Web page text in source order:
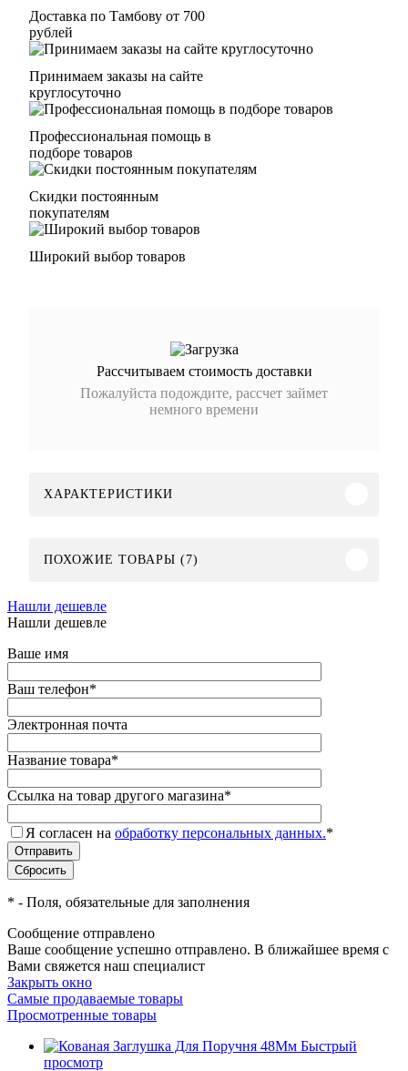
Доставка по Тамбову от 700
рублей
Принимаем заказы на сайте
круглосуточно
Профессиональная помощь в
подборе товаров
Скидки постоянным
покупателям
Широкий выбор товаров
Рассчитываем стоимость доставки
Пожалуйста подождите, рассчет займет
немного времени
ХАРАКТЕРИСТИКИ
ПОХОЖИЕ ТОВАРЫ (7)
Нашли дешевле
Нашли дешевле
Ваше имя
Ваш телефон*
Электронная почта
Название товара*
Ссылка на товар другого магазина*
Я согласен на обработку персональных данных.*
* - Поля, обязательные для заполнения
Сообщение отправлено
Ваше сообщение успешно отправлено. В ближайшее время с
Вами свяжется наш специалист
Закрыть окно
Самые продаваемые товары
Просмотренные товары
Быстрый
просмотр